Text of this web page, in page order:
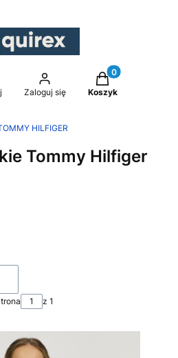
wyszukiwarkę
Zaloguj się
Produkty w
Koszyk
HILFIGER
Tommy Hilfiger
z 1